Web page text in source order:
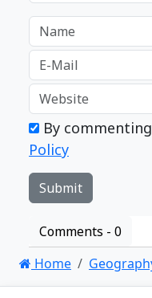
By
Policy
Comments - 0
Home